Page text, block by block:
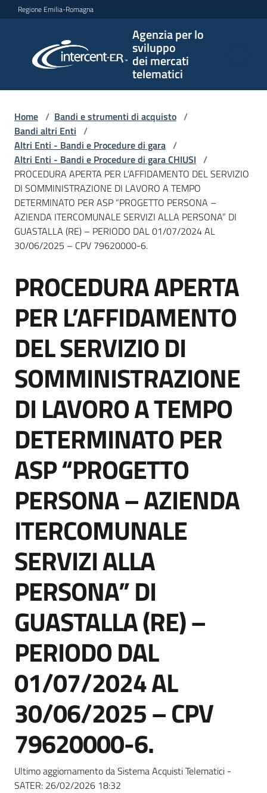
Vai al contenuto
Vai alla navigazione
Vai al footer
Regione Emilia-Romagna
Agenzia per lo
sviluppo
dei mercati
telematici
per lo
sviluppo
telematici
L'Agenzia
Bandi
e
strumenti
acquisto
Supporto
Piattaforme
telematiche
English
site
Seguici
su
Home / Bandi e strumenti di acquisto /
Bandi altri Enti /
Altri Enti - Bandi e Procedure di gara /
Altri Enti - Bandi e Procedure di gara CHIUSI /
PROCEDURA APERTA PER L’AFFIDAMENTO DEL SERVIZIO
DI SOMMINISTRAZIONE DI LAVORO A TEMPO
DETERMINATO PER ASP “PROGETTO PERSONA –
AZIENDA ITERCOMUNALE SERVIZI ALLA PERSONA” DI
GUASTALLA (RE) – PERIODO DAL 01/07/2024 AL
30/06/2025 – CPV 79620000-6.
Salta al contenuto
PROCEDURA APERTA
PER L’AFFIDAMENTO
DEL SERVIZIO DI
SOMMINISTRAZIONE
DI LAVORO A TEMPO
DETERMINATO PER
ASP “PROGETTO
PERSONA – AZIENDA
ITERCOMUNALE
SERVIZI ALLA
PERSONA” DI
GUASTALLA (RE) –
PERIODO DAL
01/07/2024 AL
30/06/2025 – CPV
79620000-6.
Ultimo aggiornamento da Sistema Acquisti Telematici -
SATER: 26/02/2026 18:32